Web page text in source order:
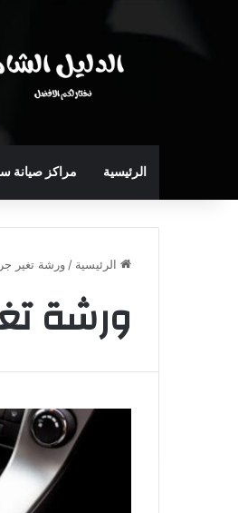
الرئيسية مراكز صيانة
الرئيسية /ورشة تغير
ورشة